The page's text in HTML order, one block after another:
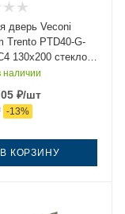
дверь Veconi
Trento PTD40-G-
130х200 стекло
профиль
наличии
₽/шт
-13%
В КОРЗИНУ